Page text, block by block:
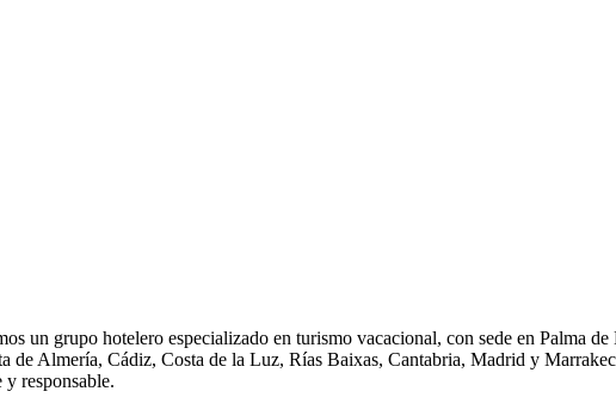
un grupo hotelero especializado en turismo vacacional, con sede en Palma
de Almería, Cádiz, Costa de la Luz, Rías Baixas, Cantabria, Madrid y
responsable.